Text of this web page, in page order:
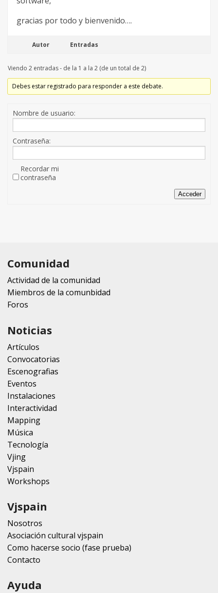
gracias por todo y bienvenido….
Autor Entradas
Viendo 2 entradas - de la 1 a la 2 (de un total de 2)
Debes estar registrado para responder a este debate.
Nombre de usuario:
Contraseña:
Recordar mi
contraseña
Acceder
Comunidad
Actividad de la comunidad
Miembros de la comunbidad
Foros
Noticias
Artículos
Convocatorias
Escenografias
Eventos
Instalaciones
Interactividad
Mapping
Música
Tecnología
Vjing
Vjspain
Workshops
Vjspain
Nosotros
Asociación cultural vjspain
Como hacerse socio (fase prueba)
Contacto
Ayuda